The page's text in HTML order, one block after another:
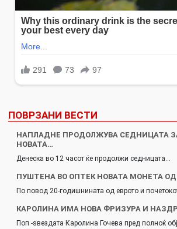
ПОВРЗАНИ ВЕСТИ
НАПЛАДНЕ ПРОДОЛЖУВА СЕДНИЦАТА
НОВАТА…
Денеска во 12 часот ќе продолжи седницата…
ПУШТЕНА ВО ОПТЕК НОВАТА МОНЕТА
По повод 20-годишнината од еврото и
КАРОЛИНА ИМА НОВА ФРИЗУРА И
Поп -ѕвездата Каролина Гочева пред полноќ